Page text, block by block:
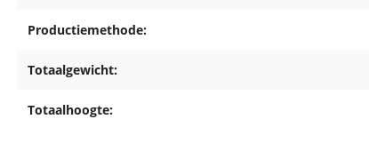
Productiemethode:
Totaalgewicht:
Totaalhoogte: